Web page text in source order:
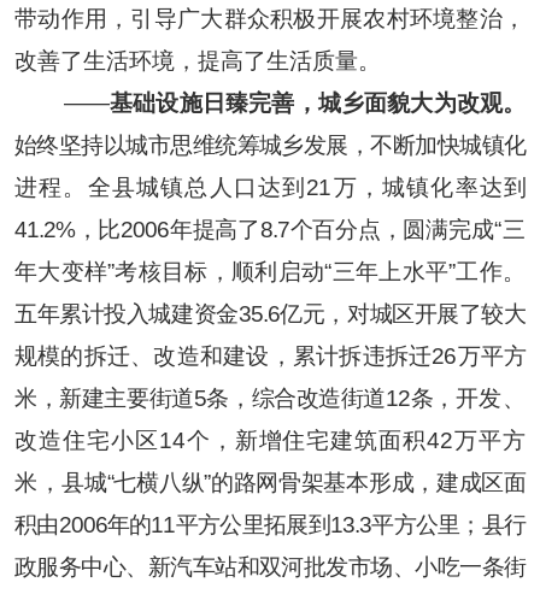
带动作用，引导广大群众积极开展农村环境整治，
改善了生活环境，提高了生活质量。
——基础设施日臻完善，城乡面貌大为改观。
始终坚持以城市思维统筹城乡发展，不断加快城镇化
进程。全县城镇总人口达到 21万，城镇化率达到
41.2%，比2006年提高了8.7个百分点，圆满完成“三
年大变样”考核目标，顺利启动“三年上水平”工作。
五年累计投入城建资金35.6亿元，对城区开展了较大
规模的拆迁、改造和建设，累计拆违拆迁26万平方
米，新建主要街道5条，综合改造街道12条， 开发、
改造住宅小区 14个，新增住宅建筑面积42万平方
米，县城“七横八纵”的路网骨架基本形成，建成区面
积由2006年的11平方公里拓展到 13.3平方公里；县行
政服务中心、新汽车站和双河批发市场、小吃一条街